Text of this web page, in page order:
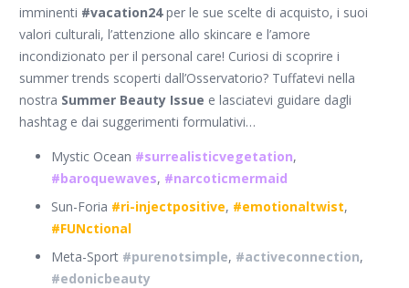
imminenti #vacation24per le sue scelte di acquisto, i suoi
valori culturali, l’attenzione allo skincare e l’amore
incondizionato per il personal care! Curiosi di scoprire i
summer trends scoperti dall’Osservatorio? Tuffatevi nella
nostra Summer Beauty Issue e lasciatevi guidare dagli
hashtag e dai suggerimenti formulativi…
Mystic Ocean #surrealisticvegetation,
#baroquewaves, #narcoticmermaid
Sun-Foria #ri-injectpositive, #emotionaltwist,
#FUNctional
Meta-Sport #purenotsimple, #activeconnection,
#edonicbeauty